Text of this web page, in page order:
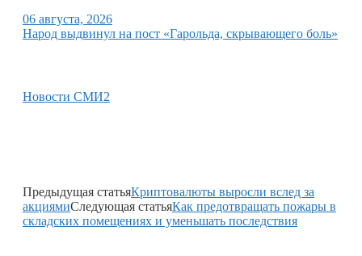
06 августа, 2026
Народ выдвинул на пост «Гарольда, скрывающего боль»
Новости СМИ2
Предыдущая статьяКриптовалюты выросли вслед за
акциямиСледующая статьяКак предотвращать пожары в
складских помещениях и уменьшать последствия